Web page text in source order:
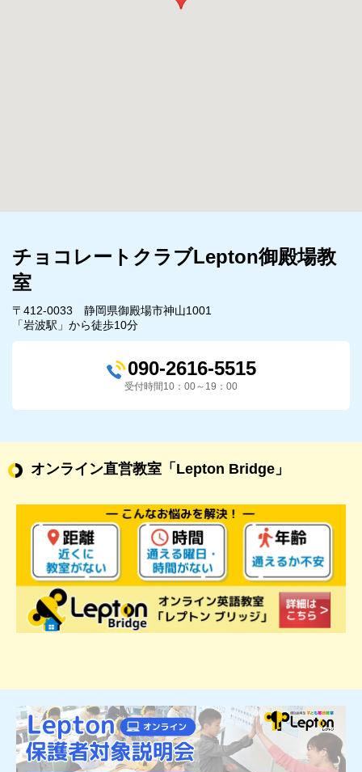
チョコレートクラブLepton御殿場教
室
〒412-0033 静岡県御殿場市神山1001
「岩波駅」から徒歩10分
090-2616-5515
受付時間10：00～19：00
オンライン直営教室 「Lepton Bridge」